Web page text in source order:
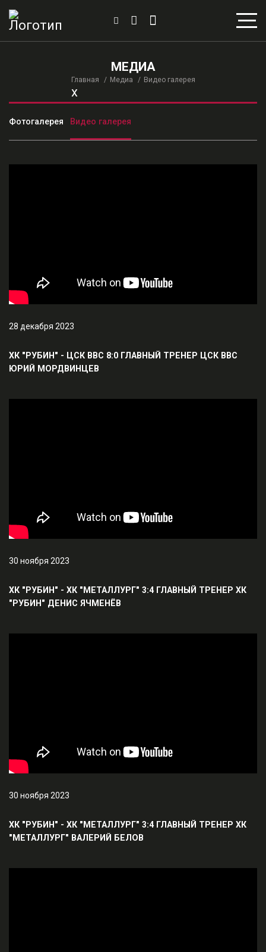
МЕДИА
Главная Медиа Видео галерея
x
Фотогалерея Видео галерея
28 декабря 2023
ХК "РУБИН" - ЦСК ВВС 8:0 ГЛАВНЫЙ ТРЕНЕР ЦСК ВВС
ЮРИЙ МОРДВИНЦЕВ
30 ноября 2023
ХК "РУБИН" - ХК "МЕТАЛЛУРГ" 3:4 ГЛАВНЫЙ ТРЕНЕР ХК
"РУБИН" ДЕНИС ЯЧМЕНЁВ
30 ноября 2023
ХК "РУБИН" - ХК "МЕТАЛЛУРГ" 3:4 ГЛАВНЫЙ ТРЕНЕР ХК
"МЕТАЛЛУРГ" ВАЛЕРИЙ БЕЛОВ